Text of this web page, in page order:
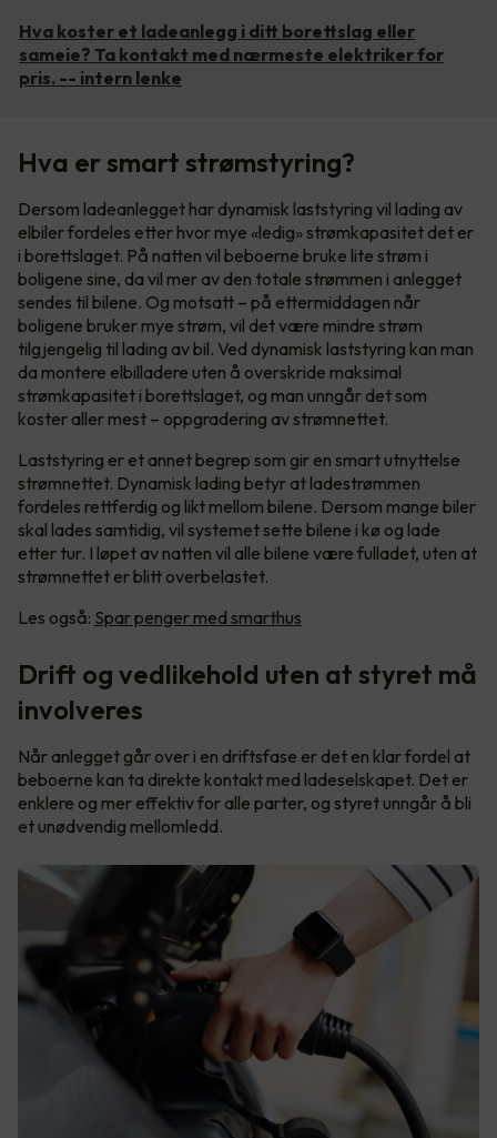
Hva koster et ladeanlegg i ditt borettslag eller
sameie? Ta kontakt med nærmeste elektriker for
pris. -- intern lenke
Hva er smart strømstyring?
Dersom ladeanlegget har dynamisk laststyring vil lading av
elbiler fordeles etter hvor mye «ledig» strømkapasitet det er
i borettslaget. På natten vil beboerne bruke lite strøm i
boligene sine, da vil mer av den totale strømmen i anlegget
sendes til bilene. Og motsatt – på ettermiddagen når
boligene bruker mye strøm, vil det være mindre strøm
tilgjengelig til lading av bil. Ved dynamisk laststyring kan man
da montere elbilladere uten å overskride maksimal
strømkapasitet i borettslaget, og man unngår det som
koster aller mest – oppgradering av strømnettet.
Laststyring er et annet begrep som gir en smart utnyttelse
strømnettet. Dynamisk lading betyr at ladestrømmen
fordeles rettferdig og likt mellom bilene. Dersom mange biler
skal lades samtidig, vil systemet sette bilene i kø og lade
etter tur. I løpet av natten vil alle bilene være fulladet, uten at
strømnettet er blitt overbelastet.
Les også: Spar penger med smarthus
Drift og vedlikehold uten at styret må
involveres
Når anlegget går over i en driftsfase er det en klar fordel at
beboerne kan ta direkte kontakt med ladeselskapet. Det er
enklere og mer effektiv for alle parter, og styret unngår å bli
et unødvendig mellomledd.